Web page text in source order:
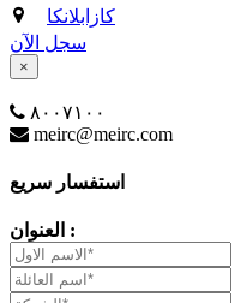
كازابلانكا
سجل الآن
×
٨٠٠٧١٠٠
meirc@meirc.com
استفسار سريع
العنوان :